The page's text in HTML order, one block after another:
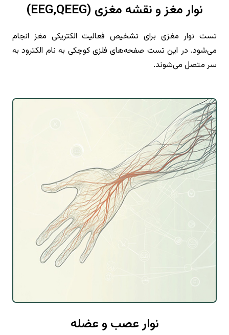
نوار مغز و نقشه مغزی (EEG,QEEG)
تست نوار مغزی برای تشخیص فعالیت الکتریکی مغز انجام
می‌شود. در این تست صفحه‌های فلزی کوچکی به نام الکترود به
سر متصل می‌شوند.
نوار عصب و عضله